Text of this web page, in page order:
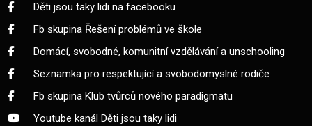
Děti jsou taky lidi na facebooku
Fb skupina Řešení problémů ve škole
Domácí, svobodné, komunitní vzdělávání a unschooling
Seznamka pro respektující a svobodomyslné rodiče
Fb skupina Klub tvůrců nového paradigmatu
Youtube kanál Děti jsou taky lidi